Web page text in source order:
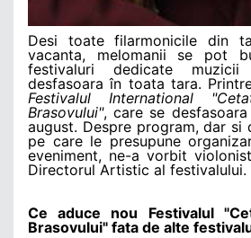
Desi toate filarmonicile din
vacanta, melomanii se pot
festivaluri dedicate
desfasoara în toata tara.
Festivalul International
Brasovului", care se
august. Despre program, dar si
pe care le presupune
eveniment, ne-a vorbit
Directorul Artistic al festivalului.
Ce aduce nou Festivalul
Brasovului" fata de alte